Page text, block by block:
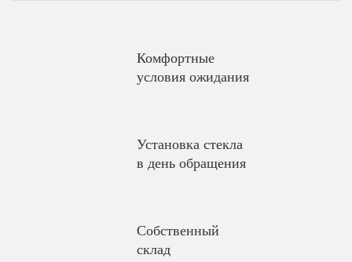
Комфортные
условия ожидания
Установка стекла
в день обращения
Собственный
склад